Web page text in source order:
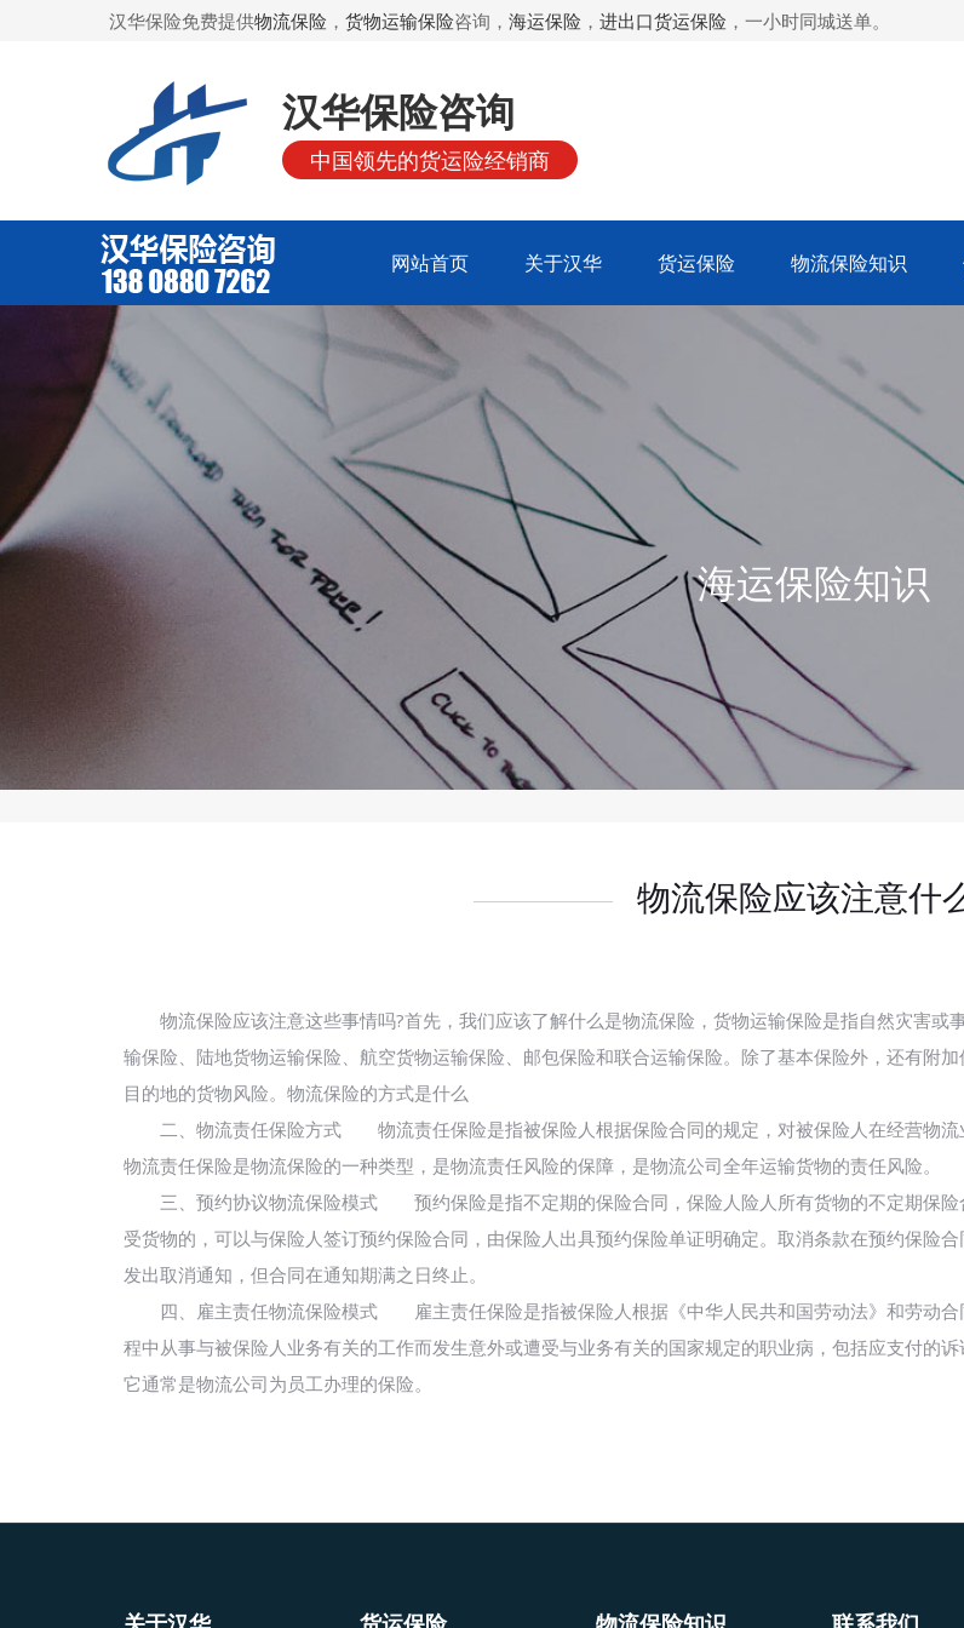
汉华保险免费提供物流保险 ， 货物运输保险咨询， 海运保险 ， 进出口货运保险 ，一小时同城送单。
汉华保险咨询
中国领先的货运险经销商
网站首页 关于汉华 货运保险 物流保险知识
海运保险知识
物流保险应该注意什
物流保险应该注意这些事情吗?首先，我们应该了解什么是物流保险，货物运输保险是指自然灾害或
输保险、陆地货物运输保险、航空货物运输保险、邮包保险和联合运输保险。除了基本保险外，还有附
目的地的货物风险。物流保险的方式是什么
二、物流责任保险方式 物流责任保险是指被保险人根据保险合同的规定，对被保险人在经营物流
物流责任保险是物流保险的一种类型，是物流责任风险的保障，是物流公司全年运输货物的责任风险。
三、预约协议物流保险模式 预约保险是指不定期的保险合同，保险人险人所有货物的不定期保险
受货物的，可以与保险人签订预约保险合同，由保险人出具预约保险单证明确定。取消条款在预约保险
发出取消通知，但合同在通知期满之日终止。
四、雇主责任物流保险模式 雇主责任保险是指被保险人根据《中华人民共和国劳动法》和劳动合
程中从事与被保险人业务有关的工作而发生意外或遭受与业务有关的国家规定的职业病，包括应支付的
它通常是物流公司为员工办理的保险。